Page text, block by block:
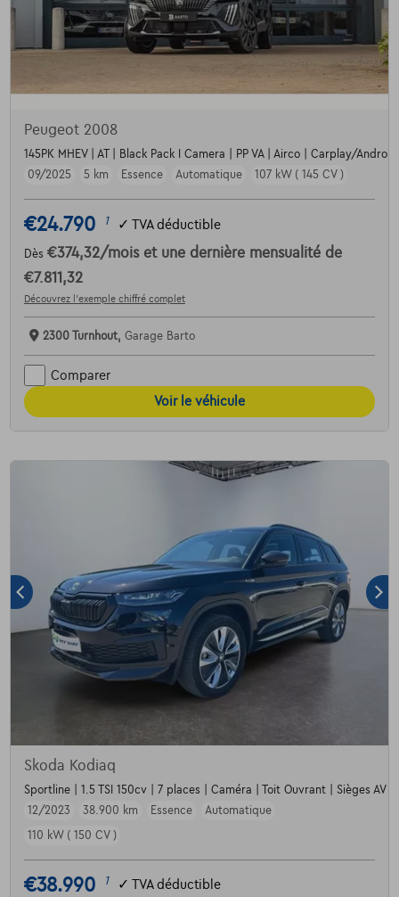
Peugeot 2008
145PK MHEV | AT | Black Pack I Camera | PP VA | Airco | Carplay/
09/2025
5 km Essence Automatique 107 kW ( 145 CV )
€24.790 1 ✓ TVA déductible
Dès €374,32/mois et une dernière mensualité de
€7.811,32
Découvrez l’exemple chiffré complet
2300 Turnhout, Garage Barto
Comparer
Voir le véhicule
Skoda Kodiaq
Sportline | 1.5 TSI 150cv | 7 places | Caméra | Toit Ouvrant | Sièges AV
12/2023
38.900 km Essence
Automatique
110 kW ( 150 CV )
€38.990 1 ✓ TVA déductible